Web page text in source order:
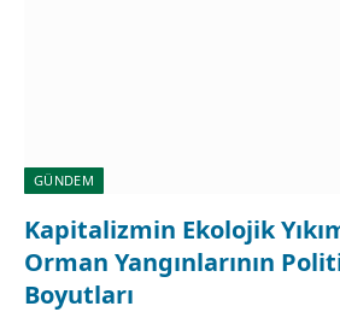
GÜNDEM
Kapitalizmin Ekolojik
Orman Yangınlarının
Boyutları